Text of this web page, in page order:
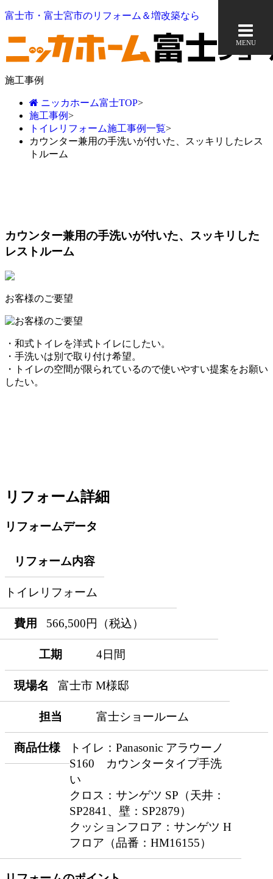
富士市・富士宮市のリフォーム＆増改築なら
MENU
施工事例
ニッカホーム富士TOP>
施工事例>
トイレリフォーム施工事例一覧>
カウンター兼用の手洗いが付いた、スッキリしたレス
トルーム
カウンター兼用の手洗いが付いた、スッキリした
レストルーム
お客様のご要望
・和式トイレを洋式トイレにしたい。
・手洗いは別で取り付け希望。
・トイレの空間が限られているので使いやすい提案をお願い
したい。
リフォーム詳細
リフォームデータ
リフォーム内容
トイレリフォーム
費用 566,500円（税込）
工期 4日間
現場名 富士市 M様邸
担当 富士ショールーム
商品仕様
トイレ：Panasonic アラウーノ
S160 カウンタータイプ手洗
い
クロス：サンゲツ SP（天井：
SP2841、壁：SP2879）
クッションフロア：サンゲツ H
フロア（品番：HM16155）